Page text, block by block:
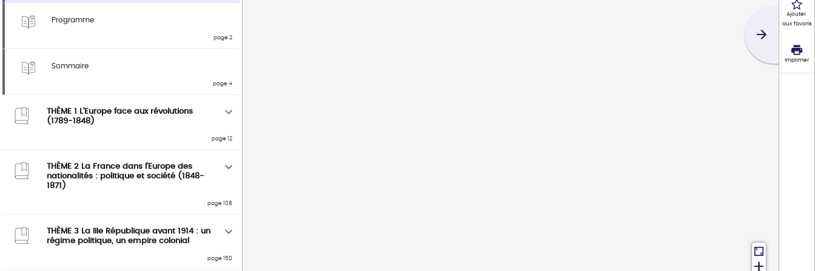
Programme
page 2
Sommaire
page 4
THÈME 1 L’Europe face aux révolutions
(1789-1848)
page 12
THÈME 2 La France dans l’Europe des
nationalités : politique et société (1848-
1871)
page 108
THÈME 3 La IIIe République avant 1914 : un
régime politique, un empire colonial
page 150
Ajouter
aux favoris
Imprimer